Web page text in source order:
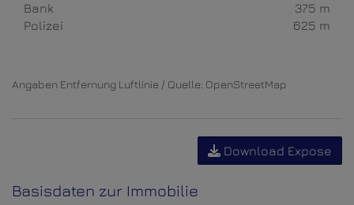
Bank
375 m
Polizei
625 m
Angaben Entfernung Luftlinie / Quelle: OpenStreetMap
Download Expose
Basisdaten zur Immobilie